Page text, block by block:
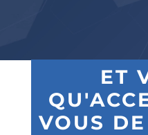
ET
VOUS